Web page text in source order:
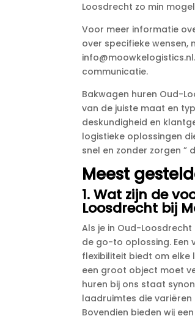
Loosdrecht zo min
Voor meer informatie
over specifieke wensen,
communicatie.​
Bakwagen huren Oud-
van de juiste maat en
deskundigheid en
logistieke oplossingen
snel en zonder zorgen ”
Meest
1.​ Wat zijn de
Loosdrecht bij
Als je in Oud-
de go-to oplossing.​ Een
flexibiliteit biedt om elke
een groot object moet
huren bij ons staat
laadruimtes die
Bovendien bieden wij